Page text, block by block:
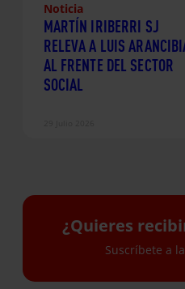
Noticia
MARTÍN IRIBERRI SJ
RELEVA A LUIS
AL FRENTE DEL SECTOR
SOCIAL
¿Quieres
Suscríbete a